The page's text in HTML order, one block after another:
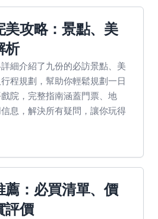
美攻略：景點、美
析
細介紹了九份的必訪景點、美
程規劃，幫助你輕鬆規劃一日
院，完整指南涵蓋門票、地
息，解決所有疑問，讓你玩得
薦：必買清單、價
評價